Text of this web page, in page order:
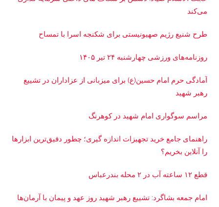
می‌کند
طرح شنیع رژیم صهیونیستی برای شکنجه اسرا با تمساح
روزنامه‌های ورزشی چهارشنبه ۲۴ تیر ۱۴۰۵
آمادگی حرم امام حسین(ع) برای میزبانی از عزاداران در تشییع
رهبر شهید
مراسم سوگواری امام شهید در کوهرنگ
راهنمای جامع خرید تجهیزات اندازه گیری؛ چطور دقیق‌ترین ابزارها
را آنلاین بخریم؟
قطع ۱۲ ساعته آب در ۲ محله بندرعباس
امام جمعه بشاگرد: تشییع رهبر شهید روز عهد و پیمان با آرمان‌ها